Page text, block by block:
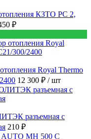
КЗТО РС 2,
₽
Royal Thermo
12 300 ₽ / шт
разъемная с
210 ₽